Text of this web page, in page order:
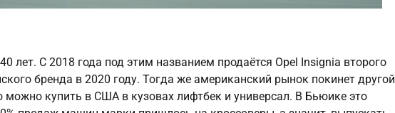
лет. С 2018 года под этим названием продаётся Opel Insignia второго
бренда в 2020 году. Тогда же американский рынок покинет другой
можно купить в США в кузовах лифтбек и универсал. В Бьюике это